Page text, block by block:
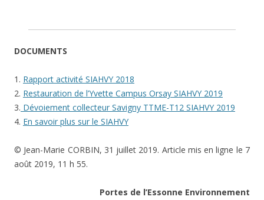
DOCUMENTS
1. Rapport activité SIAHVY 2018
2. Restauration de l’Yvette Campus Orsay SIAHVY 2019
3. Dévoiement collecteur Savigny TTME-T12 SIAHVY 2019
4. En savoir plus sur le SIAHVY
© Jean-Marie CORBIN, 31 juillet 2019. Article mis en ligne le 7
août 2019, 11 h 55.
Portes de l’Essonne Environnement